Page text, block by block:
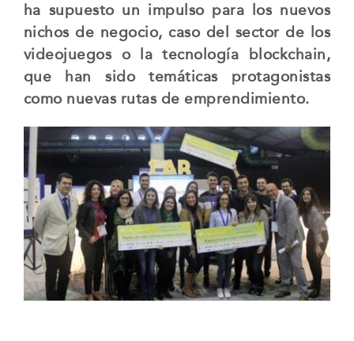
ha supuesto un impulso para los nuevos
nichos de negocio, caso del sector de los
videojuegos o la tecnología blockchain,
que han sido temáticas protagonistas
como nuevas rutas de emprendimiento.